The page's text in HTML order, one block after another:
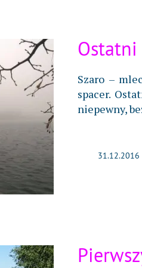
Szaro –
spacer.
niepewny,
31.12.2016